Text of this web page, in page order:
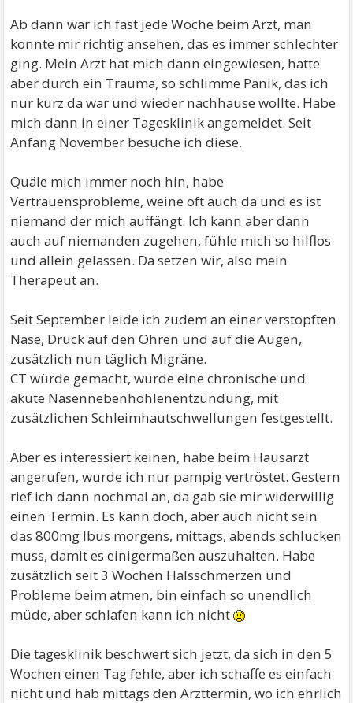
Ab dann war ich fast jede Woche beim Arzt, man
konnte mir richtig ansehen, das es immer schlechter
ging. Mein Arzt hat mich dann eingewiesen, hatte
aber durch ein Trauma, so schlimme Panik, das ich
nur kurz da war und wieder nachhause wollte. Habe
mich dann in einer Tagesklinik angemeldet. Seit
Anfang November besuche ich diese.
Quäle mich immer noch hin, habe
Vertrauensprobleme, weine oft auch da und es ist
niemand der mich auffängt. Ich kann aber dann
auch auf niemanden zugehen, fühle mich so hilflos
und allein gelassen. Da setzen wir, also mein
Therapeut an.
Seit September leide ich zudem an einer verstopften
Nase, Druck auf den Ohren und auf die Augen,
zusätzlich nun täglich Migräne.
CT würde gemacht, wurde eine chronische und
akute Nasennebenhöhlenentzündung, mit
zusätzlichen Schleimhautschwellungen festgestellt.
Aber es interessiert keinen, habe beim Hausarzt
angerufen, wurde ich nur pampig vertröstet. Gestern
rief ich dann nochmal an, da gab sie mir widerwillig
einen Termin. Es kann doch, aber auch nicht sein
das 800mg Ibus morgens, mittags, abends schlucken
muss, damit es einigermaßen auszuhalten. Habe
zusätzlich seit 3 Wochen Halsschmerzen und
Probleme beim atmen, bin einfach so unendlich
müde, aber schlafen kann ich nicht
Die tagesklinik beschwert sich jetzt, da sich in den 5
Wochen einen Tag fehle, aber ich schaffe es einfach
nicht und hab mittags den Arzttermin, wo ich ehrlich